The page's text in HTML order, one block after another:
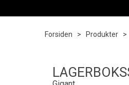
Forsiden > Produkter >